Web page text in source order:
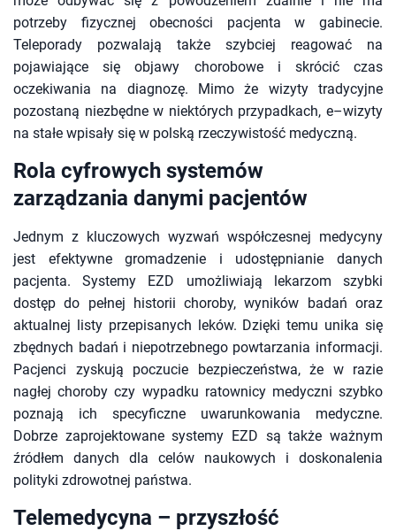
potrzeby fizycznej obecności pacjenta w gabinecie.
Teleporady pozwalają także szybciej reagować na
pojawiające się objawy chorobowe i skrócić czas
oczekiwania na diagnozę. Mimo że wizyty tradycyjne
pozostaną niezbędne w niektórych przypadkach, e–wizyty
na stałe wpisały się w polską rzeczywistość medyczną.
Rola cyfrowych systemów
zarządzania danymi pacjentów
Jednym z kluczowych wyzwań współczesnej medycyny
jest efektywne gromadzenie i udostępnianie danych
pacjenta. Systemy EZD umożliwiają lekarzom szybki
dostęp do pełnej historii choroby, wyników badań oraz
aktualnej listy przepisanych leków. Dzięki temu unika się
zbędnych badań i niepotrzebnego powtarzania informacji.
Pacjenci zyskują poczucie bezpieczeństwa, że w razie
nagłej choroby czy wypadku ratownicy medyczni szybko
poznają ich specyficzne uwarunkowania medyczne.
Dobrze zaprojektowane systemy EZD są także ważnym
źródłem danych dla celów naukowych i doskonalenia
polityki zdrowotnej państwa.
Telemedycyna – przyszłość